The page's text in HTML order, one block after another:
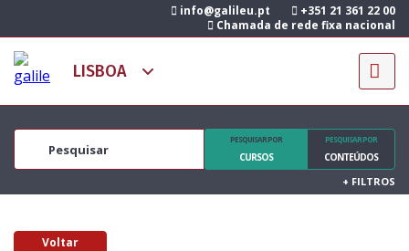
info@galileu.pt
+351 21 361 22 00
Chamada de rede fixa nacional
PESQUISAR POR
CURSOS
PESQUISAR POR
CONTEÚDOS
+ FILTROS
Voltar